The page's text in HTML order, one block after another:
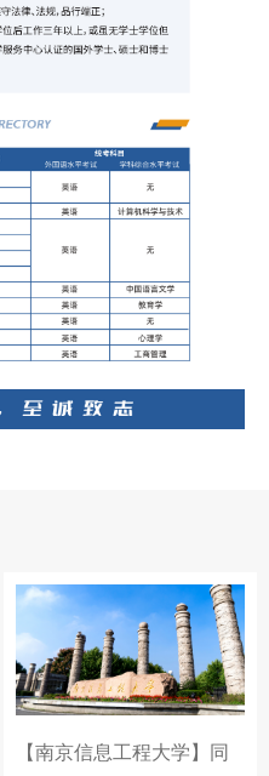
【南京信息工程大学】同